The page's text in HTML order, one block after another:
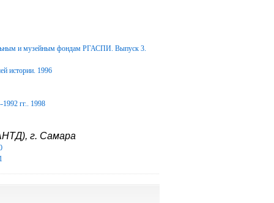
и музейным фондам РГАСПИ. Выпуск 3.
истории. 1996
гг.. 1998
г. Самара